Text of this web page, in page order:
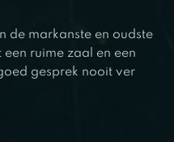
de markanste en oudste
een ruime zaal en een
gesprek nooit ver